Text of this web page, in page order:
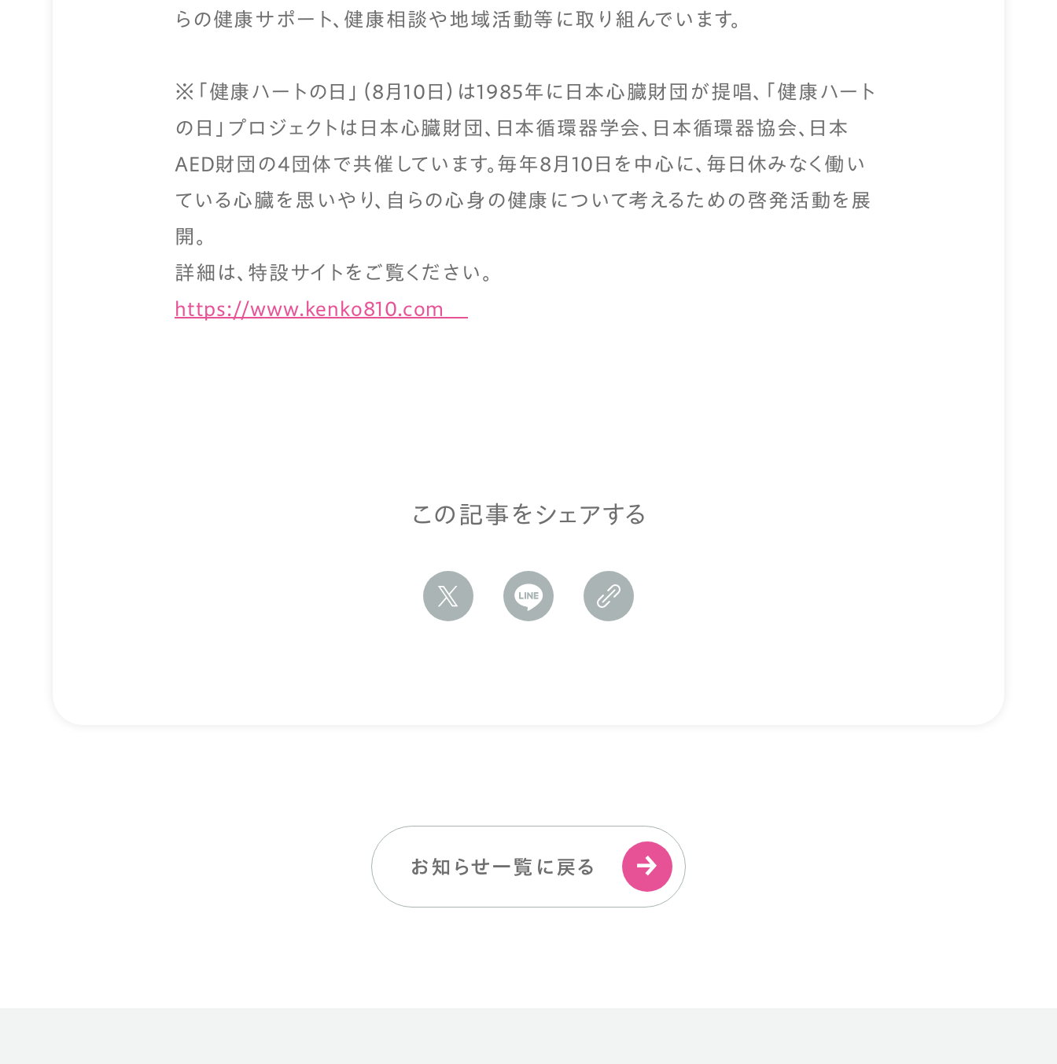
らの健康サポート、健康相談や地域活動等に取り組んでいます。
※「健康ハートの日」（8月10日）は1985年に日本心臓財団が提唱、「健康ハート
の日」プロジェクトは日本心臓財団、日本循環器学会、日本循環器協会、日本
AED財団の4団体で共催しています。毎年8月10日を中心に、毎日休みなく働い
ている心臓を思いやり、自らの心身の健康について考えるための啓発活動を展
開。
詳細は、特設サイトをご覧ください。
https://www.kenko810.com
この記事をシェアする
お知らせ一覧に戻る